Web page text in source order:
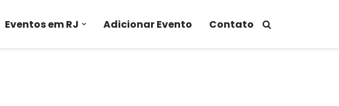
Eventos em RJ Adicionar Evento Contato